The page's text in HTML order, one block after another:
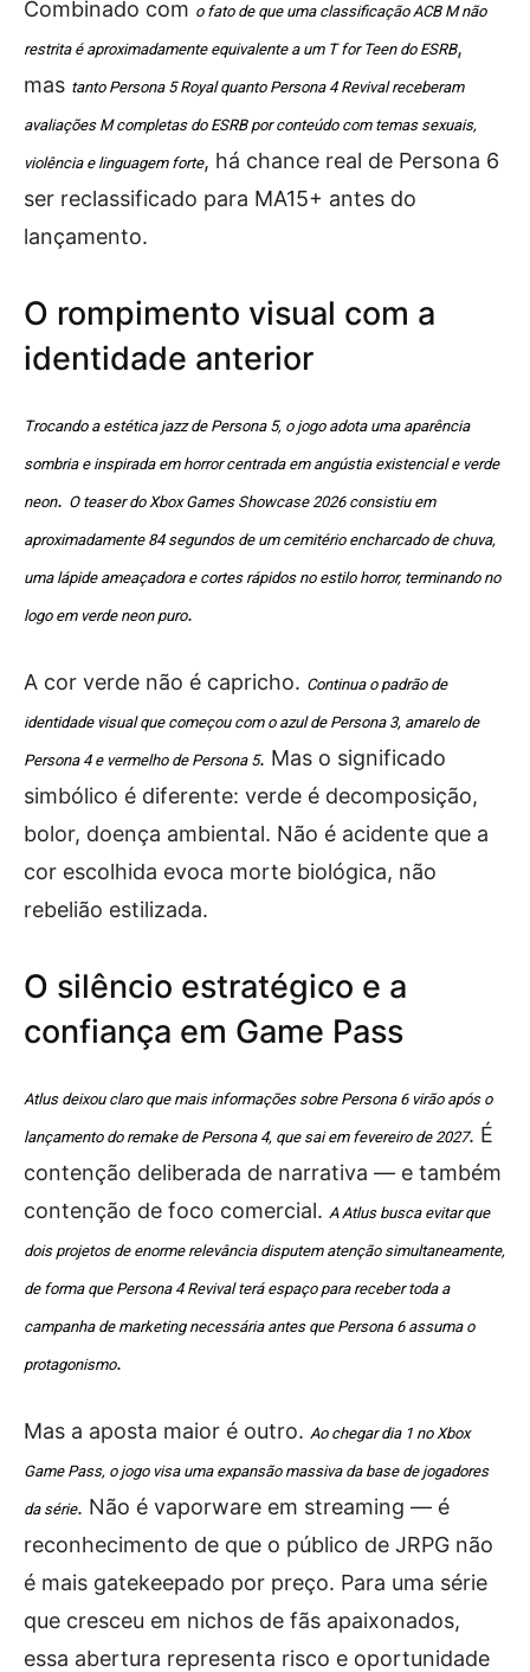
Combinado com o fato de que uma classificação ACB M não
restrita é aproximadamente equivalente a um T for Teen do ESRB,
mas tanto Persona 5 Royal quanto Persona 4 Revival receberam
avaliações M completas do ESRB por conteúdo com temas sexuais,
violência e linguagem forte, há chance real de Persona 6
ser reclassificado para MA15+ antes do
lançamento.
O rompimento visual com a
identidade anterior
Trocando a estética jazz de Persona 5, o jogo adota uma aparência
sombria e inspirada em horror centrada em angústia existencial e verde
neon. O teaser do Xbox Games Showcase 2026 consistiu em
aproximadamente 84 segundos de um cemitério encharcado de chuva,
uma lápide ameaçadora e cortes rápidos no estilo horror, terminando no
logo em verde neon puro.
A cor verde não é capricho. Continua o padrão de
identidade visual que começou com o azul de Persona 3, amarelo de
Persona 4 e vermelho de Persona 5. Mas o significado
simbólico é diferente: verde é decomposição,
bolor, doença ambiental. Não é acidente que a
cor escolhida evoca morte biológica, não
rebelião estilizada.
O silêncio estratégico e a
confiança em Game Pass
Atlus deixou claro que mais informações sobre Persona 6 virão após o
lançamento do remake de Persona 4, que sai em fevereiro de 2027. É
contenção deliberada de narrativa — e também
contenção de foco comercial. A Atlus busca evitar que
dois projetos de enorme relevância disputem atenção simultaneamente,
de forma que Persona 4 Revival terá espaço para receber toda a
campanha de marketing necessária antes que Persona 6 assuma o
protagonismo.
Mas a aposta maior é outro. Ao chegar dia 1 no Xbox
Game Pass, o jogo visa uma expansão massiva da base de jogadores
da série. Não é vaporware em streaming — é
reconhecimento de que o público de JRPG não
é mais gatekeepado por preço. Para uma série
que cresceu em nichos de fãs apaixonados,
essa abertura representa risco e oportunidade